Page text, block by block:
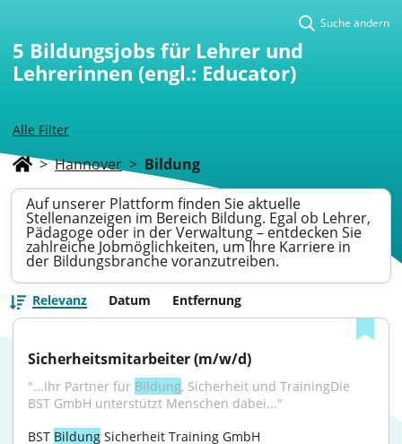
Alle Filter
Suche ändern
5 Bildungsjobs für Lehrer und
Lehrerinnen (engl.: Educator)
> Hannover > Bildung
Auf unserer Plattform finden Sie aktuelle
Stellenanzeigen im Bereich Bildung. Egal ob Lehrer,
Pädagoge oder in der Verwaltung – entdecken Sie
zahlreiche Jobmöglichkeiten, um Ihre Karriere in
der Bildungsbranche voranzutreiben.
Relevanz Datum Entfernung
Sicherheitsmitarbeiter (m/w/d)
"...Ihr Partner für Bildung, Sicherheit und TrainingDie
BST GmbH unterstützt Menschen dabei..."
BST Bildung Sicherheit Training GmbH